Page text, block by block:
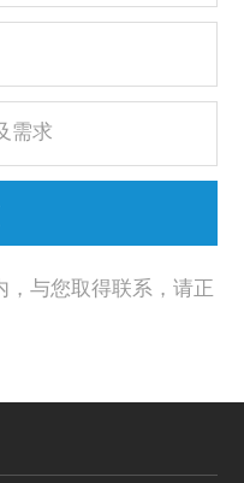
与您取得联系，请正